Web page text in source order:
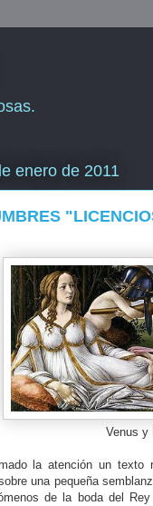
enero de 2011
Venus y
la atención un texto
una pequeña
de la boda del